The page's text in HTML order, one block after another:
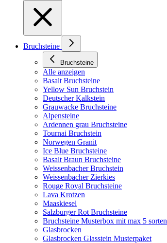
Bruchsteine
Bruchsteine
Alle anzeigen
Basalt Bruchsteine
Yellow Sun Bruchstein
Deutscher Kalkstein
Grauwacke Bruchsteine
Alpensteine
Ardennen grau Bruchsteine
Tournai Bruchstein
Norwegen Granit
Ice Blue Bruchsteine
Basalt Braun Bruchsteine
Weissenbacher Bruchstein
Weissenbacher Zierkies
Rouge Royal Bruchsteine
Lava Krotzen
Maaskiesel
Salzburger Rot Bruchsteine
Bruchsteine Musterbox mit max 5 sorten
Glasbrocken
Glasbrocken Glasstein Musterpaket